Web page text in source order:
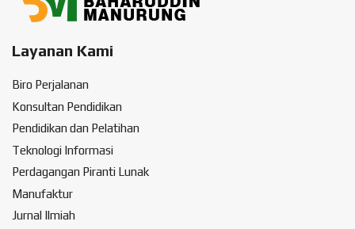
Layanan Kami
Biro Perjalanan
Konsultan Pendidikan
Pendidikan dan Pelatihan
Teknologi Informasi
Perdagangan Piranti Lunak
Manufaktur
Jurnal Ilmiah